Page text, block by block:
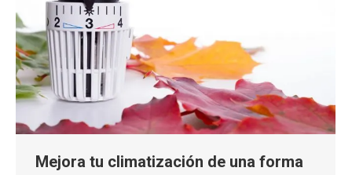
Mejora tu climatización de una forma